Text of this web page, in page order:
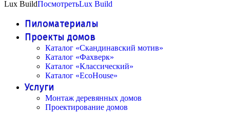
Lux BuildПосмотретьLux Build
Пиломатериалы
Проекты домов
Каталог «Скандинавский мотив»
Каталог «Фахверк»
Каталог «Классический»
Каталог «EcoHouse»
Услуги
Монтаж деревянных домов
Проектирование домов